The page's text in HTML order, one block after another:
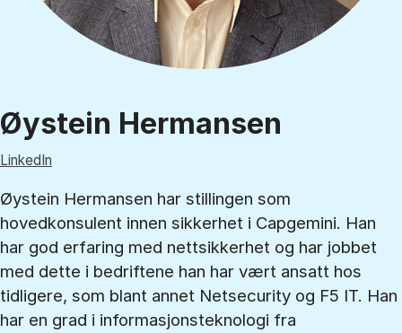
Øystein Hermansen
LinkedIn
Øystein Hermansen har stillingen som
hovedkonsulent innen sikkerhet i Capgemini. Han
har god erfaring med nettsikkerhet og har jobbet
med dette i bedriftene han har vært ansatt hos
tidligere, som blant annet Netsecurity og F5 IT. Han
har en grad i informasjonsteknologi fra